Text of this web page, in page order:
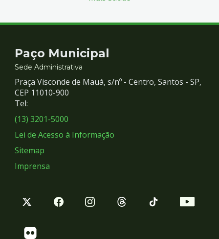
Contato
e
Redes
Sociais
Paço Municipal
Sede Administrativa
Praça Visconde de Mauá, s/nº - Centro, Santos - SP,
CEP 11010-900
Tel:
(13) 3201-5000
Lei de Acesso à Informação
Sitemap
Imprensa